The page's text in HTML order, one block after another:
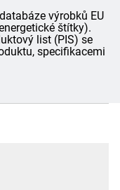
výrobků EU
štítky).
list (PIS) se
specifikacemi